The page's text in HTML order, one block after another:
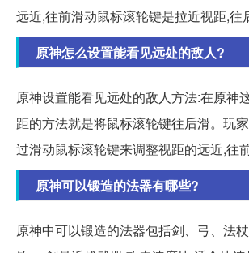
远近,往前滑动鼠标滚轮键是拉近视距,往
原神怎么设置能看见远处的敌人?
原神设置能看见远处的敌人方法:在原神
距的方法就是将鼠标滚轮键往后滑。玩
过滑动鼠标滚轮键来调整视距的远近,往
原神可以锻造的法器有哪些?
原神中可以锻造的法器包括剑、弓、法